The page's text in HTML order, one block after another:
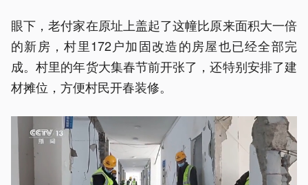
眼下，老付家在原址上盖起了这幢比原来面积大一倍
的新房，村里172户加固改造的房屋也已经全部完
成。村里的年货大集春节前开张了，还特别安排了建
材摊位，方便村民开春装修。